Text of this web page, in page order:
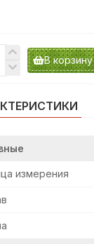
измерения
В корзину